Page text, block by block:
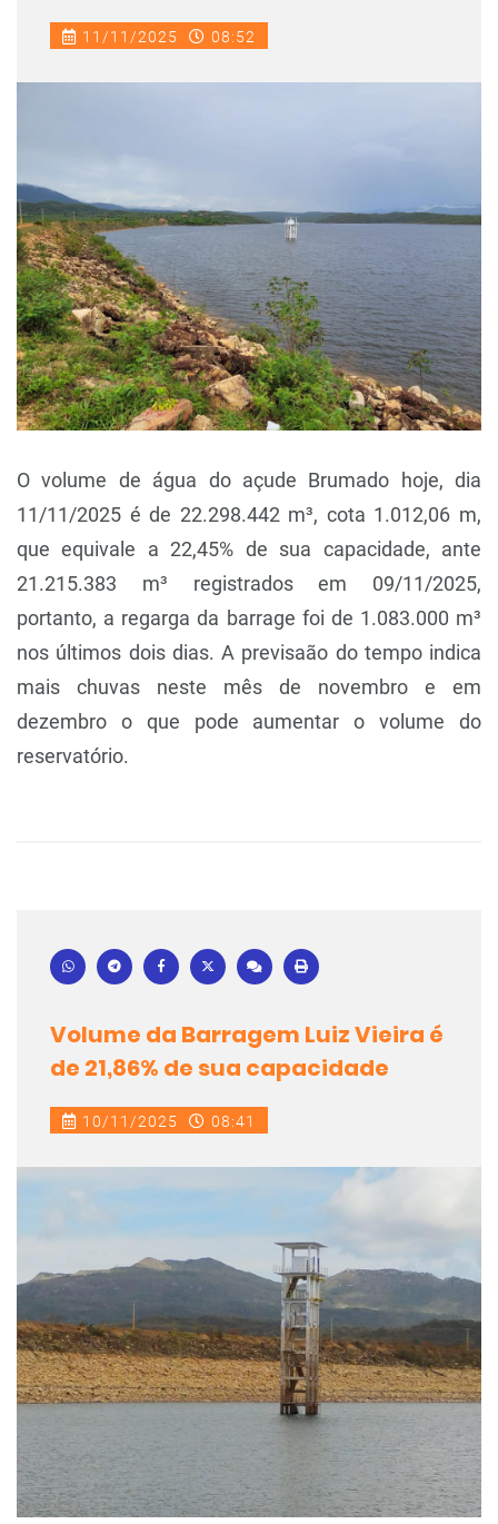
11/11/2025 08:52
O volume de água do açude Brumado hoje, dia
11/11/2025 é de 22.298.442 m³, cota 1.012,06 m,
que equivale a 22,45% de sua capacidade, ante
21.215.383 m³ registrados em 09/11/2025,
portanto, a regarga da barrage foi de 1.083.000 m³
nos últimos dois dias. A previsaão do tempo indica
mais chuvas neste mês de novembro e em
dezembro o que pode aumentar o volume do
reservatório.
Volume da Barragem Luiz Vieira é
de 21,86% de sua capacidade
10/11/2025 08:41